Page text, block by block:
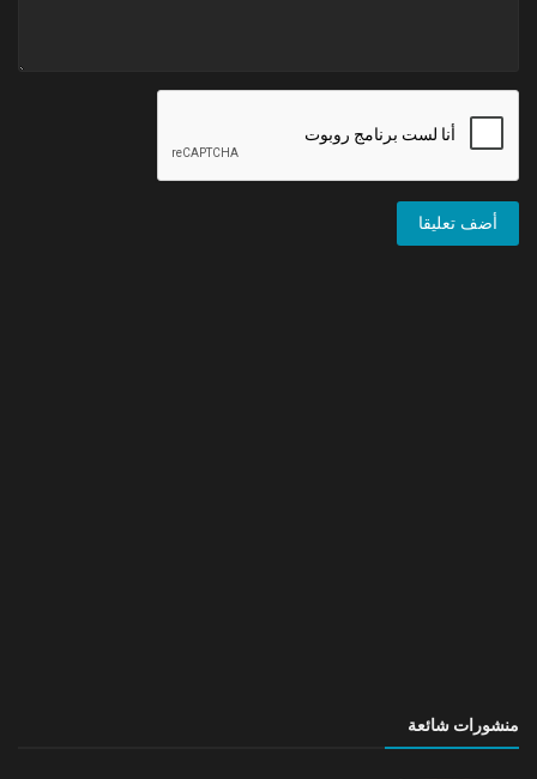
أضف تعليقا
منشورات شائعة